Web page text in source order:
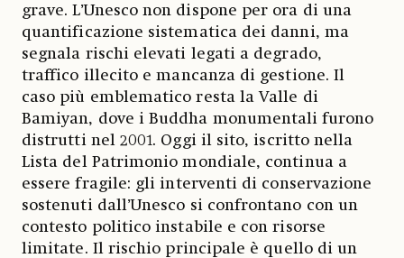
grave. L’Unesco non dispone per ora di una
quantificazione sistematica dei danni, ma
segnala rischi elevati legati a degrado,
traffico illecito e mancanza di gestione. Il
caso più emblematico resta la Valle di
Bamiyan, dove i Buddha monumentali furono
distrutti nel 2001. Oggi il sito, iscritto nella
Lista del Patrimonio mondiale, continua a
essere fragile: gli interventi di conservazione
sostenuti dall’Unesco si confrontano con un
contesto politico instabile e con risorse
limitate. Il rischio principale è quello di un